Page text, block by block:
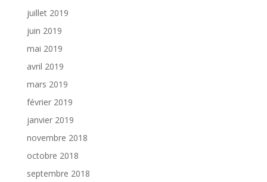
juillet 2019
juin 2019
mai 2019
avril 2019
mars 2019
février 2019
janvier 2019
novembre 2018
octobre 2018
septembre 2018